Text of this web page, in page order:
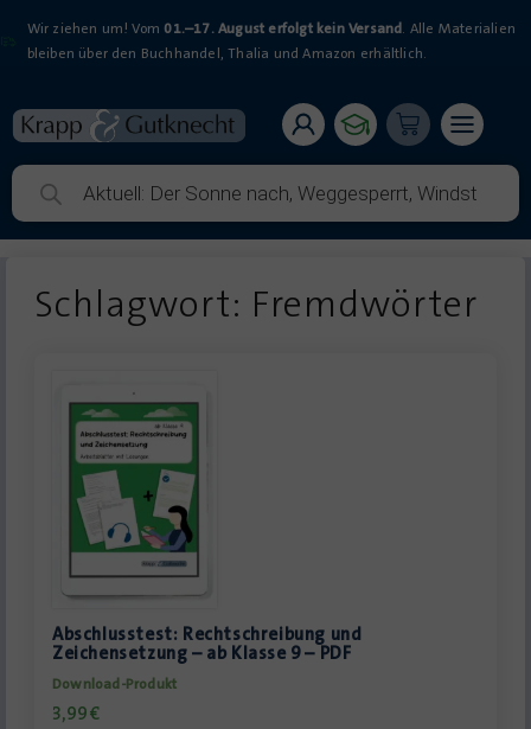
Wir ziehen um! Vom 01.–17. August erfolgt kein Versand. Alle Materialien
bleiben über den Buchhandel, Thalia und Amazon erhältlich.
Schlagwort: Fremdwörter
Abschlusstest: Rechtschreibung und
Zeichensetzung – ab Klasse 9 – PDF
Download-Produkt
3,99€